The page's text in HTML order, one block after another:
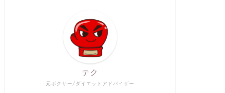
元ボクサー/ダイエットアドバイザー
テク